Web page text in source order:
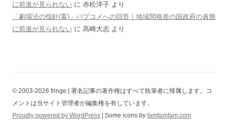
に前進が見られない に 赤松洋子 より
「劇場法の指針(案)」パブコメへの回答｜地域間格差の国政府の責務
に前進が見られない に 高崎大志 より
© 2003-2026 fringe | 署名記事の著作権はすべて執筆者に帰属します。コ
メントは当サイト管理者が編集権を有しています。
Proudly powered by WordPress | Some icons by famfamfam.com